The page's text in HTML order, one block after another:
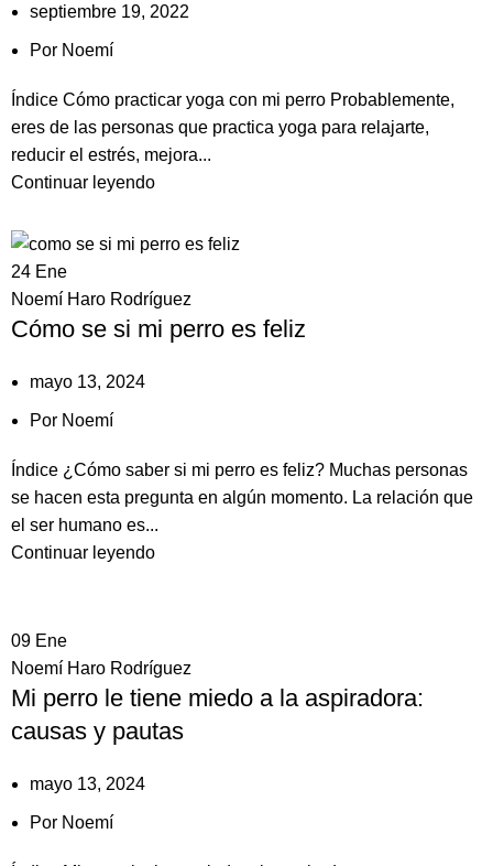
septiembre 19, 2022
Por Noemí
Índice Cómo practicar yoga con mi perro Probablemente,
eres de las personas que practica yoga para relajarte,
reducir el estrés, mejora...
Continuar leyendo
24 Ene
Noemí Haro Rodríguez
Cómo se si mi perro es feliz
mayo 13, 2024
Por Noemí
Índice ¿Cómo saber si mi perro es feliz? Muchas personas
se hacen esta pregunta en algún momento. La relación que
el ser humano es...
Continuar leyendo
09 Ene
Noemí Haro Rodríguez
Mi perro le tiene miedo a la aspiradora:
causas y pautas
mayo 13, 2024
Por Noemí